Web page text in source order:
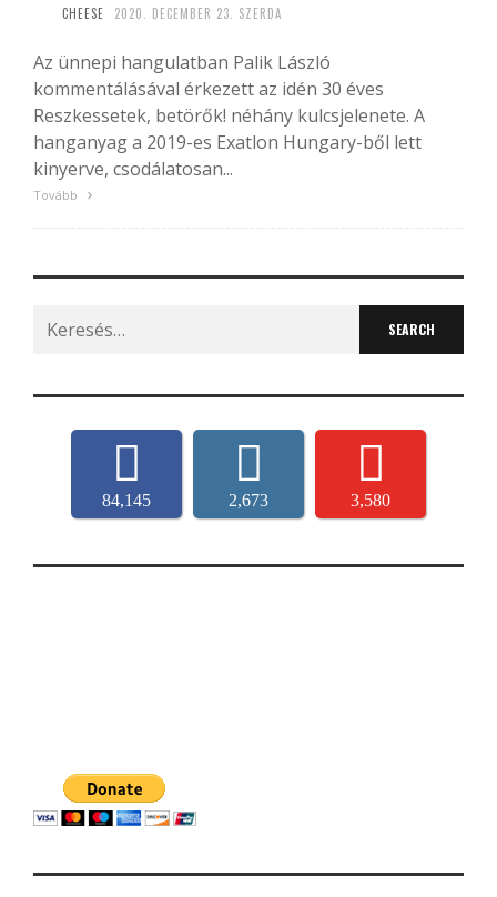
CHEESE 2020. DECEMBER 23. SZERDA
Az ünnepi hangulatban Palik László
kommentálásával érkezett az idén 30 éves
Reszkessetek, betörők! néhány kulcsjelenete. A
hanganyag a 2019-es Exatlon Hungary-ből lett
kinyerve, csodálatosan...
Tovább
Search
for:
84,145 2,673 3,580